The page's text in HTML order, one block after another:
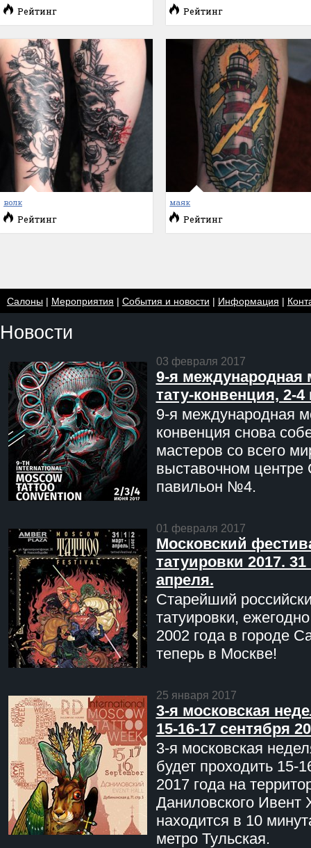
Рейтинг Рейтинг
волк
Рейтинг
маяк
Рейтинг
Салоны| Мероприятия | События и новости | Информация |
Новости
03 февраля 2017
9-я международная
тату-конвенция, 2-
9-я международная
конвенция снова
мастеров со всего
выставочном центре
павильон №4.
01 февраля 2017
Московский
татуировки 2017. 31
апреля.
Старейший
татуировки,
2002 года в городе
теперь в Москве!
25 января 2017
3-я московская
15-16-17 сентября
3-я московская
будет проходить 15-
2017 года на
Даниловского Ивент
находится в 10
метро Тульская.